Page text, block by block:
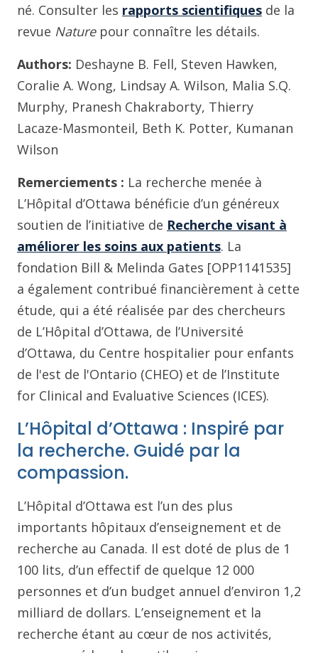
né. Consulter les rapports scientifiques de la
revue Naturepour connaître les détails.
Authors: Deshayne B. Fell, Steven Hawken,
Coralie A. Wong, Lindsay A. Wilson, Malia S.Q.
Murphy, Pranesh Chakraborty, Thierry
Lacaze-Masmonteil, Beth K. Potter, Kumanan
Wilson
Remerciements : La recherche menée à
L’Hôpital d’Ottawa bénéficie d’un généreux
soutien de l’initiative de Recherche visant à
améliorer les soins aux patients. La
fondation Bill & Melinda Gates [OPP1141535]
a également contribué financièrement à cette
étude, qui a été réalisée par des chercheurs
de L’Hôpital d’Ottawa, de l’Université
d’Ottawa, du Centre hospitalier pour enfants
de l'est de l'Ontario (CHEO) et de l’Institute
for Clinical and Evaluative Sciences (ICES).
L’Hôpital d’Ottawa : Inspiré par
la recherche. Guidé par la
compassion.
L’Hôpital d’Ottawa est l’un des plus
importants hôpitaux d’enseignement et de
recherche au Canada. Il est doté de plus de 1
100 lits, d’un effectif de quelque 12 000
personnes et d’un budget annuel d’environ 1,2
milliard de dollars. L’enseignement et la
recherche étant au cœur de nos activités,